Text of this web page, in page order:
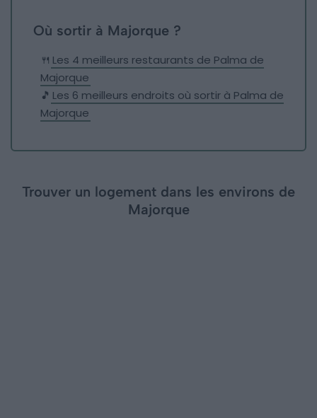
Où sortir à Majorque ?
🍴 Les 4 meilleurs restaurants de Palma de
Majorque
🎵 Les 6 meilleurs endroits où sortir à Palma de
Majorque
Trouver un logement dans les environs de
Majorque